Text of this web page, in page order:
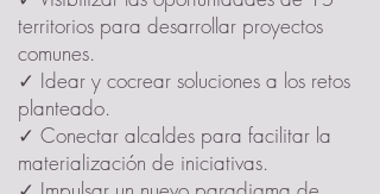
territorios para desarrollar proyectos
comunes.
✓ Idear y cocrear soluciones a los retos
planteado.
✓ Conectar alcaldes para facilitar la
materialización de iniciativas.